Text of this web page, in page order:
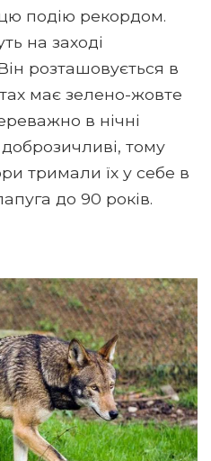
подію рекордом.
на заході
розташовується в
має зелено-жовте
в нічні
тому
тримали їх у себе в
до 90 років.